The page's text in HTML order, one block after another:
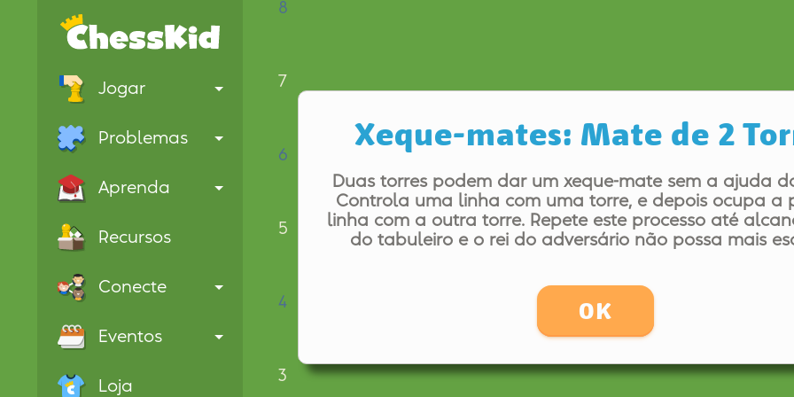
Jogar
Problemas
Aprenda
Recursos
Conecte
Eventos
Loja
Xeque-mates: Mate de 2
Duas torres podem dar um xeque-mate sem a ajuda
Controla uma linha com uma torre, e depois ocupa a
linha com a outra torre. Repete este processo até
do tabuleiro e o rei do adversário não possa mais
OK
8
7
6
5
4
3